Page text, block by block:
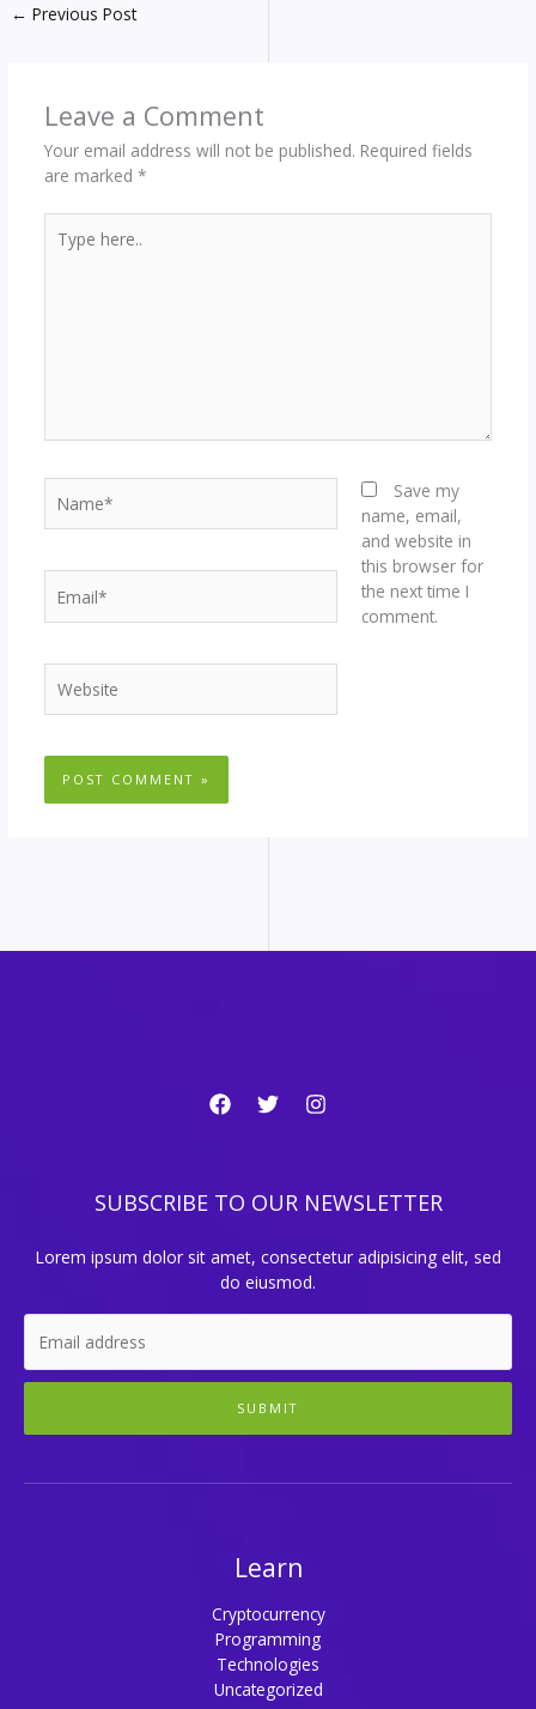
← Previous Post
Leave a Comment
Your email address will not be published. Required fields
are marked *
here..
Save my
name, email,
and website in
this browser for
the next time I
comment.
SUBSCRIBE TO OUR NEWSLETTER
Lorem ipsum dolor sit amet, consectetur adipisicing elit, sed
do eiusmod.
SUBMIT
Learn
Cryptocurrency
Programming
Technologies
Uncategorized